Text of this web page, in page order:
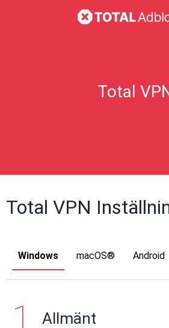
Total
Total VPN
Windows macOS® Android
Allmänt